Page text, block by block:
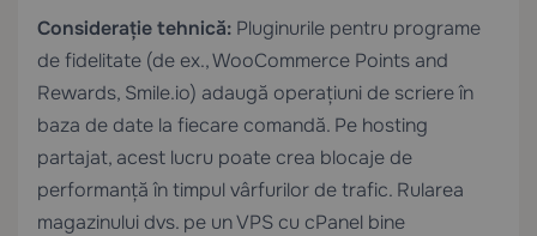
Considerație tehnică: Pluginurile pentru programe
de fidelitate (de ex., WooCommerce Points and
Rewards, Smile.io) adaugă operațiuni de scriere în
baza de date la fiecare comandă. Pe hosting
partajat, acest lucru poate crea blocaje de
performanță în timpul vârfurilor de trafic. Rularea
magazinului dvs. pe unVPS cu cPanel bine